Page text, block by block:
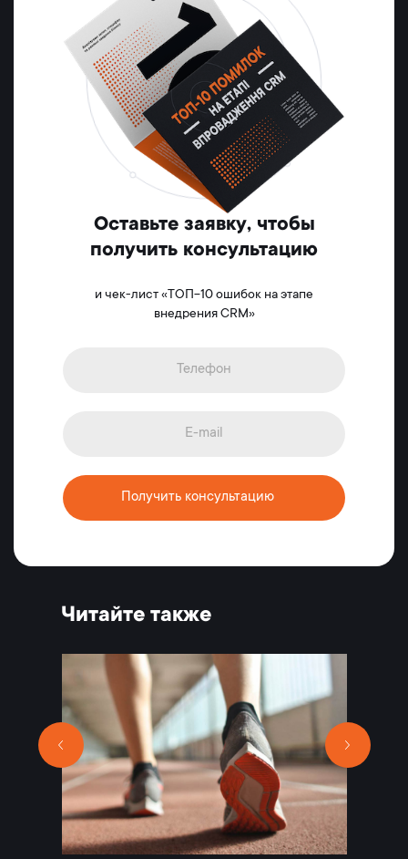
Оставьте заявку, чтобы
получить консультацию
и чек-лист «ТОП-10 ошибок на этапе
внедрения CRM»
Получить консультацию
Читайте также